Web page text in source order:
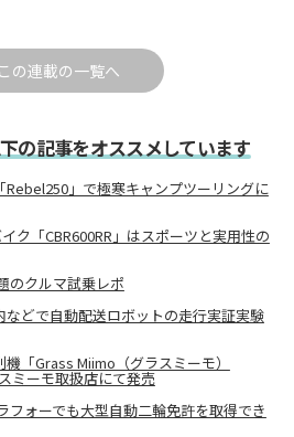
この連載の一覧へ
の記事をオススメしています
」で極寒キャンプツーリングに
ク「CBR600RR」はスポーツと実用性の
のクルマ試乗レポ
どで自動配送ロボットの走行実証実験
「Grass Miimo（グラスミーモ）
ミーモ取扱店にて発売
フォーでも大型自動二輪免許を取得でき